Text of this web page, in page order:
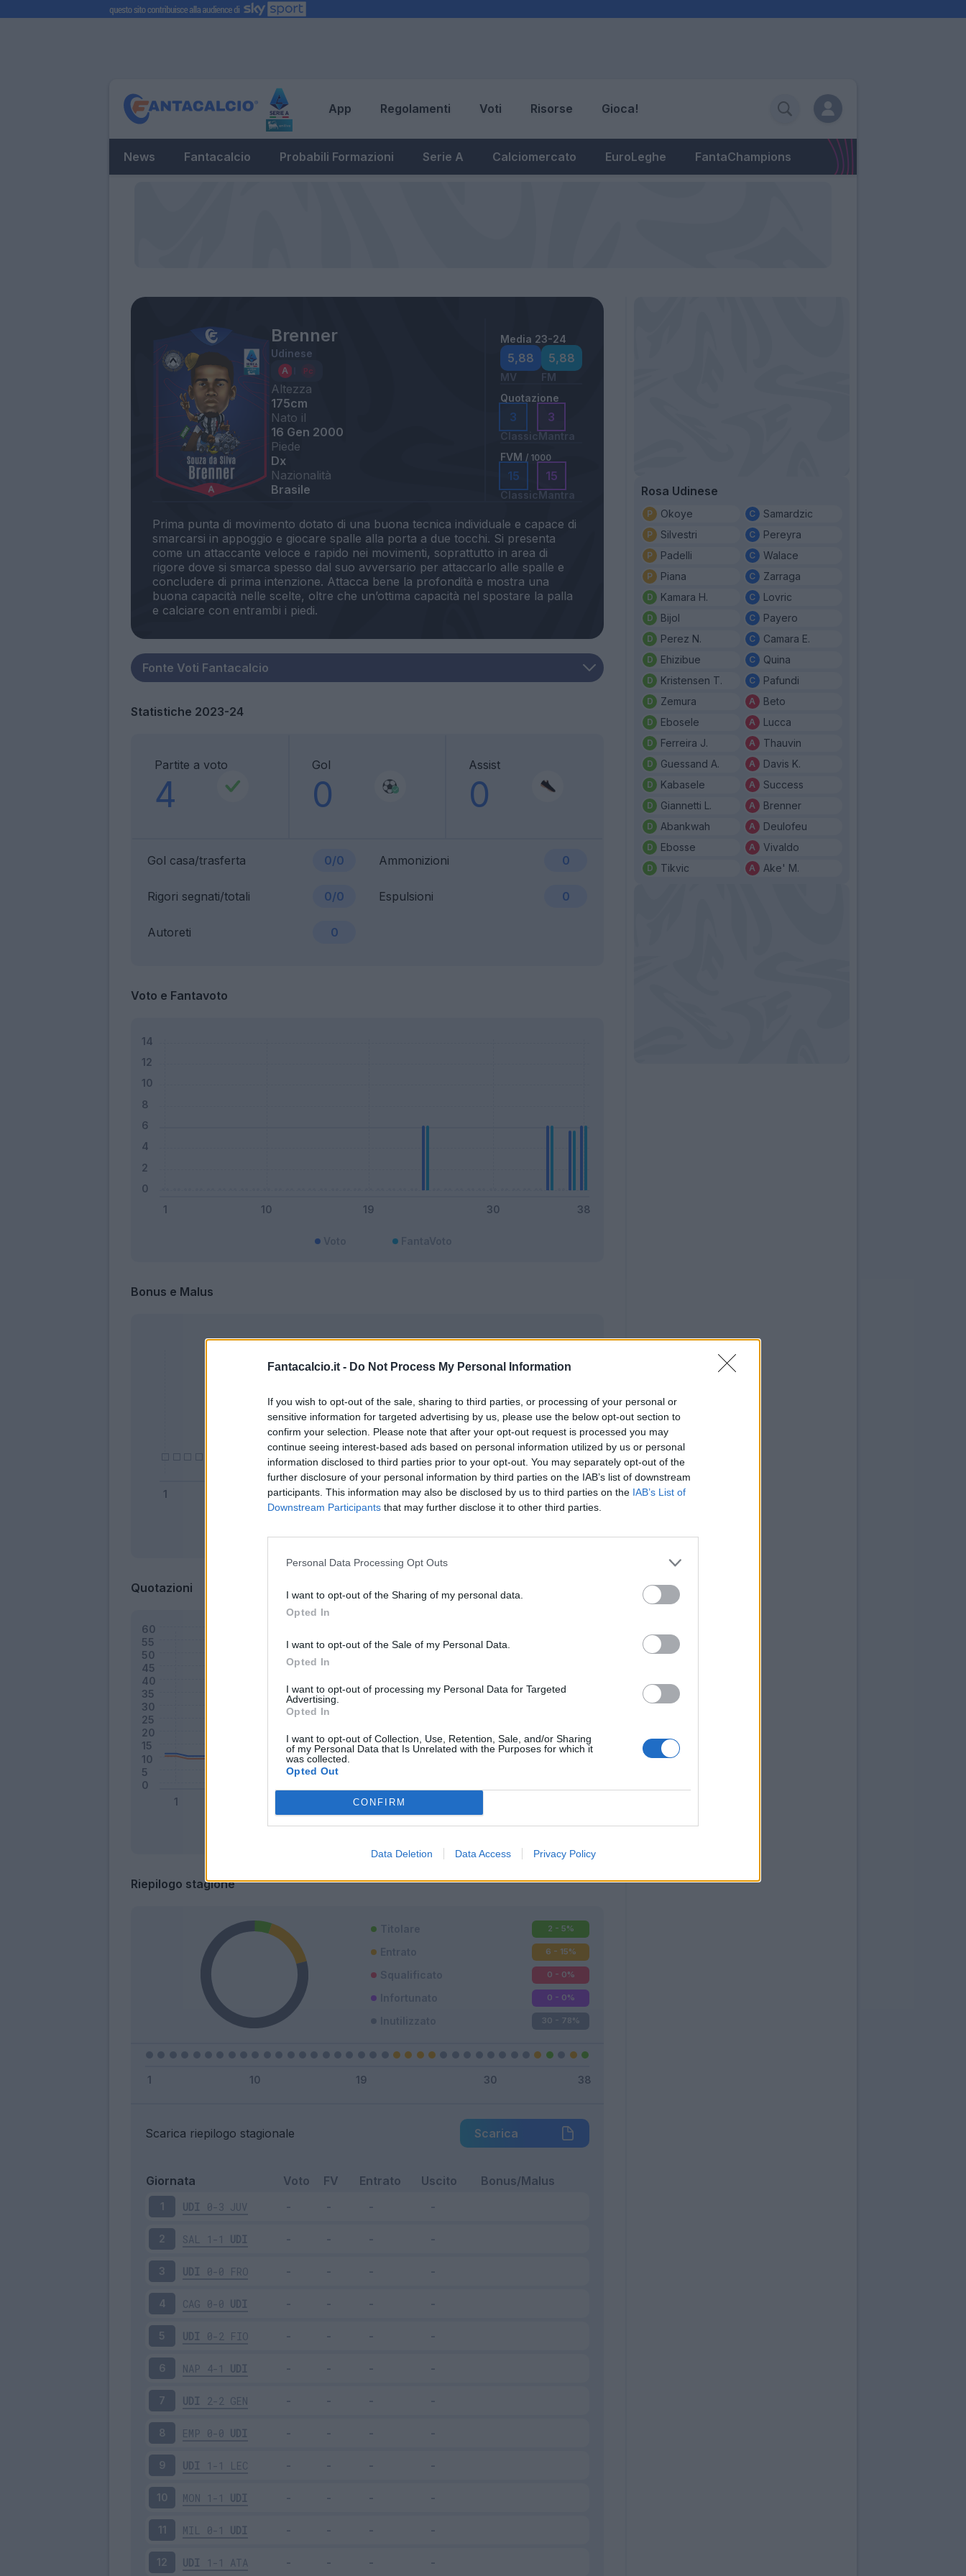
Fantacalcio.it - Do Not Process My Personal Information
If you wish to opt-out of the sale, sharing to third parties, or processing of your personal or
sensitive information for targeted advertising by us, please use the below opt-out section to
confirm your selection. Please note that after your opt-out request is processed you may
continue seeing interest-based ads based on personal information utilized by us or personal
information disclosed to third parties prior to your opt-out. You may separately opt-out of the
further disclosure of your personal information by third parties on the IAB’s list of downstream
participants. This information may also be disclosed by us to third parties on the IAB’s List of
Downstream Participants that may further disclose it to other third parties.
Personal Data Processing Opt Outs
I want to opt-out of the Sharing of my personal data.
Opted In
I want to opt-out of the Sale of my Personal Data.
Opted In
I want to opt-out of processing my Personal Data for Targeted
Advertising.
Opted In
I want to opt-out of Collection, Use, Retention, Sale, and/or Sharing
of my Personal Data that Is Unrelated with the Purposes for which it
was collected.
Opted Out
CONFIRM
Data Deletion Data Access Privacy Policy
App Regolamenti Voti Risorse Gioca!
News Fantacalcio Probabili Formazioni Serie A Calciomercato EuroLeghe FantaChampions
Brenner
Udinese
Altezza
175cm
Nato il
16 Gen 2000
Piede
Dx
Nazionalità
Brasile
Media 23-24
5,88
MV
5,88
FM
Quotazione
3
Classic
3
Mantra
FVM / 1000
15
Classic
15
Mantra
Prima punta di movimento dotato di una buona tecnica individuale e capace di
smarcarsi in appoggio e giocare spalle alla porta a due tocchi. Si presenta
come un attaccante veloce e rapido nei movimenti, soprattutto in area di
rigore dove si smarca spesso dal suo avversario per attaccarlo alle spalle e
concludere di prima intenzione. Attacca bene la profondità e mostra una
buona capacità nelle scelte, oltre che un’ottima capacità nel spostare la palla
Statistiche 2023-24
Partite a voto
4
Gol
0
Assist
0
Gol casa/trasferta 0/0 Ammonizioni 0
Rigori segnati/totali 0/0 Espulsioni 0
Autoreti 0
Voto e Fantavoto
Bonus e Malus
Bonus Malus Presenze a voto
Quotazioni
Riepilogo stagione
Titolare 2 - 5%
Entrato 6 - 15%
Squalificato 0 - 0%
Infortunato 0 - 0%
30 - 78%
Scarica riepilogo stagionale Scarica
Giornata Voto FV Entrato Uscito Bonus/Malus
1 UDI 0-3 JUV
2 SAL 1-1 UDI
3 UDI 0-0 FRO
4 CAG 0-0 UDI
5 UDI 0-2 FIO
6 NAP 4-1 UDI
7 UDI 2-2 GEN
8 EMP 0-0 UDI
9 UDI 1-1 LEC
10 MON 1-1 UDI
11 MIL 0-1 UDI
12 UDI 1-1 ATA
Rosa Udinese
Okoye
Silvestri
Padelli
Piana
Kamara H.
Bijol
Perez N.
Ehizibue
Kristensen T.
Zemura
Ebosele
Ferreira J.
Guessand A.
Kabasele
Giannetti L.
Abankwah
Ebosse
Tikvic
Samardzic
Pereyra
Walace
Zarraga
Lovric
Payero
Camara E.
Quina
Pafundi
Beto
Lucca
Thauvin
Davis K.
Success
Brenner
Deulofeu
Vivaldo
Ake' M.